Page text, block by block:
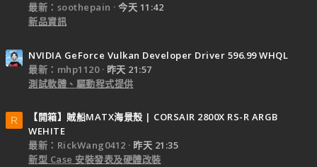
最新：soothepain
今天 11:42
新品資訊
NVIDIA GeForce Vulkan Developer Driver 596.99 WHQL
最新：mhp1120
昨天 21:57
測試軟體、驅動程式提供
R
【開箱】賊船MATX海景殼 | CORSAIR 2800X RS-R ARGB
WEHITE
最新：RickWang0412
昨天 21:35
新型 Case 安裝發表及硬體改裝